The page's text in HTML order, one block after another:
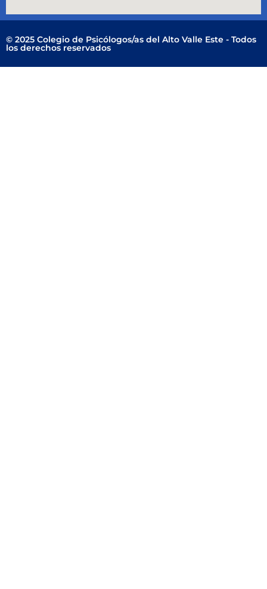
© 2025 Colegio de Psicólogos/as del Alto Valle Este - Todos
los derechos reservados